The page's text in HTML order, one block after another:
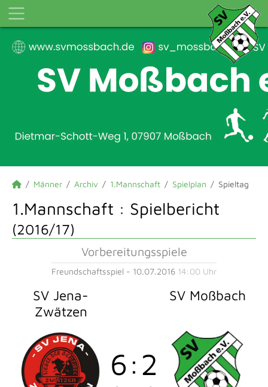
Männer Archiv 1.Mannschaft Spielplan Spieltag
1.Mannschaft : Spielbericht
(2016/17)
Vorbereitungsspiele
Freundschaftsspiel - 10.07.2016 14:00 Uhr
SV Jena-
Zwätzen
SV Moßbach
6: 2